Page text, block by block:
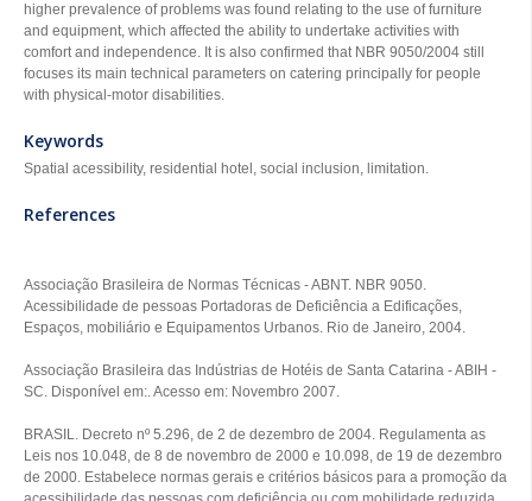
higher prevalence of problems was found relating to the use of furniture
and equipment, which affected the ability to undertake activities with
comfort and independence. It is also confirmed that NBR 9050/2004 still
focuses its main technical parameters on catering principally for people
with physical-motor disabilities.
Keywords
Spatial acessibility, residential hotel, social inclusion, limitation.
References
Associação Brasileira de Normas Técnicas - ABNT. NBR 9050.
Acessibilidade de pessoas Portadoras de Deficiência a Edificações,
Espaços, mobiliário e Equipamentos Urbanos. Rio de Janeiro, 2004.
Associação Brasileira das Indústrias de Hotéis de Santa Catarina - ABIH -
SC. Disponível em:. Acesso em: Novembro 2007.
BRASIL. Decreto nº 5.296, de 2 de dezembro de 2004. Regulamenta as
Leis nos 10.048, de 8 de novembro de 2000 e 10.098, de 19 de dezembro
de 2000. Estabelece normas gerais e critérios básicos para a promoção da